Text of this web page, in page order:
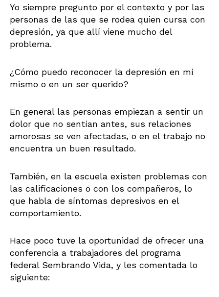
Yo siempre pregunto por el contexto y por las
personas de las que se rodea quien cursa con
depresión, ya que allí viene mucho del
problema.
¿Cómo puedo reconocer la depresión en mí
mismo o en un ser querido?
En general las personas empiezan a sentir un
dolor que no sentían antes, sus relaciones
amorosas se ven afectadas, o en el trabajo no
encuentra un buen resultado.
También, en la escuela existen problemas con
las calificaciones o con los compañeros, lo
que habla de síntomas depresivos en el
comportamiento.
Hace poco tuve la oportunidad de ofrecer una
conferencia a trabajadores del programa
federal Sembrando Vida, y les comentada lo
siguiente: